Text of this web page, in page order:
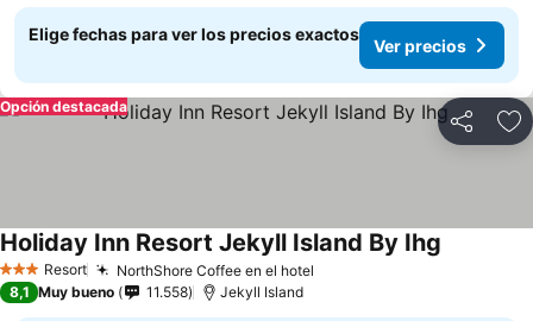
Elige fechas para ver los precios exactos
Ver precios
Compartir
Opción destacada
3 EstrellasResort NorthShore Coffee en el hotel
Holiday Inn Resort Jekyll Island By Ihg
8,1 Muy bueno 11.558 Jekyll Island